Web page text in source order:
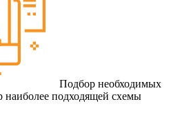
Подбор необходимых
наиболее подходящей схемы